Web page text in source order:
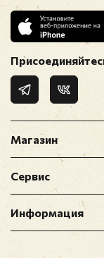
Магазин
Сервис
Информация